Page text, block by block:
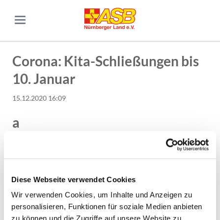
Diese Webseite verwendet Cookies
Wir verwenden Cookies, um Inhalte und Anzeigen zu
personalisieren, Funktionen für soziale Medien anbieten
zu können und die Zugriffe auf unsere Website zu
Corona: Kita-Schließungen bis
10. Januar
15.12.2020 16:09
a
Kindertagesstätten behördlich
. Oberstes Ziel der Maßnahmen ist das radikale
Herunterfahren von Kontakten und Kontaktpersonen, um die
Notbetreuungsoll ausdrücklich nurin Ausnahmefällen
werden.
Bitte prüfen Sie dringend und eingehend, ob bzw. an welchen